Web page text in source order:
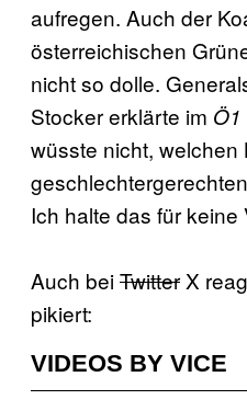
aufregen. Auch der
österreichischen
nicht so dolle.
Stocker erklärte im
wüsste nicht,
Ich halte das für keine
Auch beiTwitter X
pikiert:
VIDEOS BY VICE